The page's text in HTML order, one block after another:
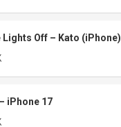
Lights Off – Kato (iPhone)
iPhone 17